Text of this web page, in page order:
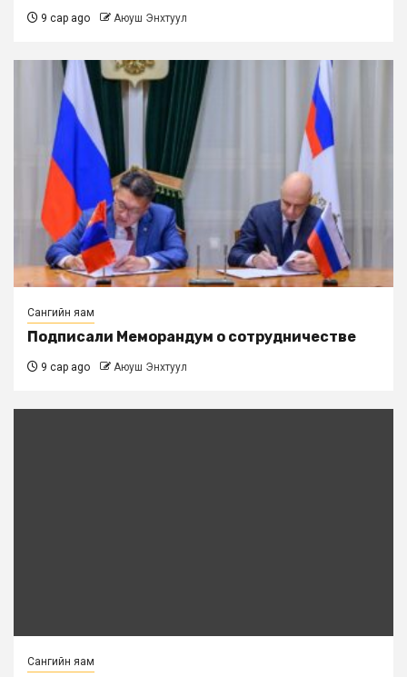
9 сар ago Аюуш Энхтуул
Сангийн яам
Подписали Меморандум о сотрудничестве
9 сар ago Аюуш Энхтуул
Сангийн яам